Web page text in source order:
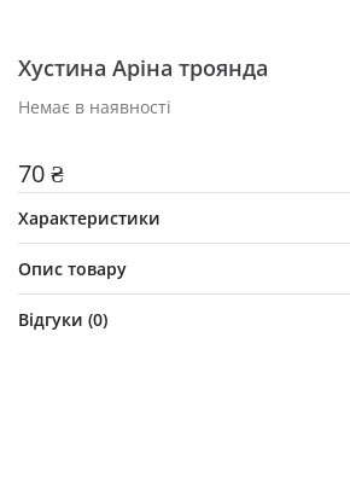
Хустина Аріна троянда
Немає в наявності
70 ₴
Характеристики
Опис товару
Відгуки (0)